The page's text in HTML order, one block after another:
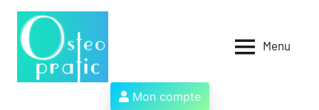
Aller
contenu
des
ostéopathes
Menu
Mon compte